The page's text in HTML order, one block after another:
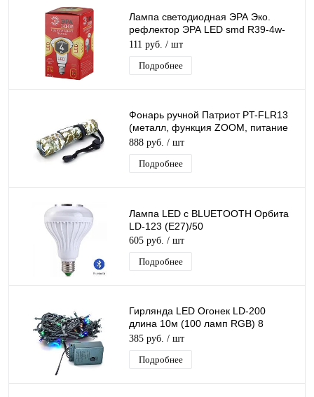
Лампа светодиодная ЭРА Эко.
рефлектор ЭРА LED smd R39-4w-
827-E14 ECO.
111 руб. / шт
Подробнее
Фонарь ручной Патриот PT-FLR13
(металл, функция ZOOM, питание
18650, 1LED светодиод )
888 руб. / шт
Подробнее
Лампа LED с BLUETOOTH Орбита
LD-123 (E27)/50
605 руб. / шт
Подробнее
Гирлянда LED Огонек LD-200
длина 10м (100 ламп RGB) 8
сценариев
385 руб. / шт
Подробнее